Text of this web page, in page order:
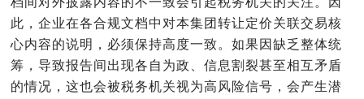
此，企业在各合规文档中对本集团转让定价关联交易核
心内容的说明，必须保持高度一致。如果因缺乏整体统
筹，导致报告间出现各自为政、信息割裂甚至相互矛盾
的情况，这也会被税务机关视为高风险信号，会产生潜